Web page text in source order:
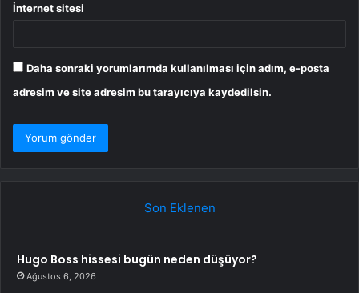
İnternet sitesi
Daha sonraki yorumlarımda kullanılması için adım, e-posta
adresim ve site adresim bu tarayıcıya kaydedilsin.
Son Eklenen
Hugo Boss hissesi bugün neden düşüyor?
Ağustos 6, 2026